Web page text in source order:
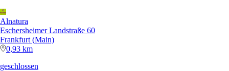
Alnatura
Eschersheimer Landstraße 60
Frankfurt (Main)
0,93 km
geschlossen